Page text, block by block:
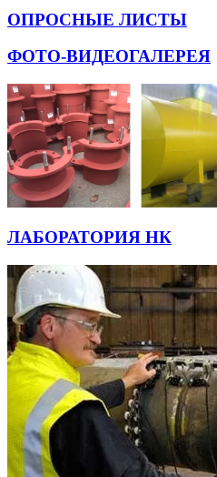
ОПРОСНЫЕ ЛИСТЫ
ФОТО-ВИДЕОГАЛЕРЕЯ
ЛАБОРАТОРИЯ НК